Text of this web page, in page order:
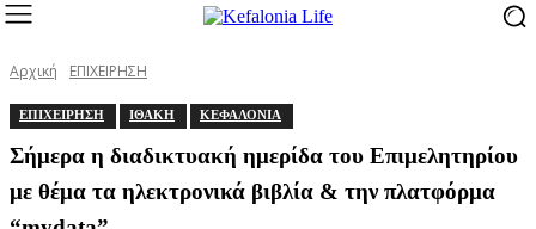
Αρχική ΕΠΙΧΕΙΡΗΣΗ
ΕΠΙΧΕΙΡΗΣΗ ΙΘΑΚΗ ΚΕΦΑΛΟΝΙΑ
Σήμερα η διαδικτυακή ημερίδα του Επιμελητηρίου
με θέμα τα ηλεκτρονικά βιβλία & την πλατφόρμα